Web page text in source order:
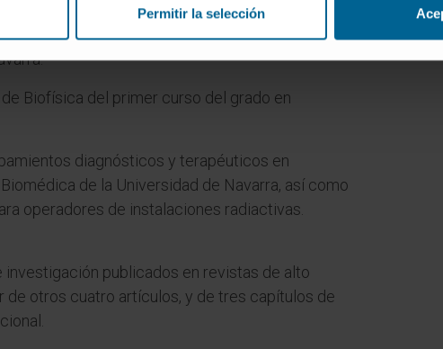
Permitir la selección
“Radioactivity” (docencia en inglés), impartida
Química, Biología y Bioquímica, en la facultad
Biofísica del primer curso del grado en
diagnósticos y terapéuticos en
de la Universidad de Navarra, así como
operadores de instalaciones radiactivas.
publicados en revistas de alto
de otros cuatro artículos, y de tres capítulos de